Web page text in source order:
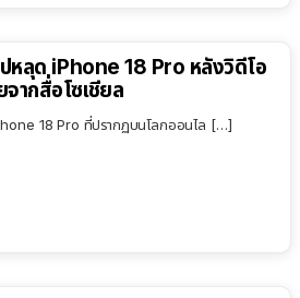
หลุด iPhone 18 Pro หลังวิดีโอ
ากสื่อโซเชียล
18 Pro ที่ปรากฏบนโลกออนไล […]